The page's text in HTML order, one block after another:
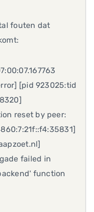
fouten dat
[pid 923025:tid
reset by peer:
failed in
function